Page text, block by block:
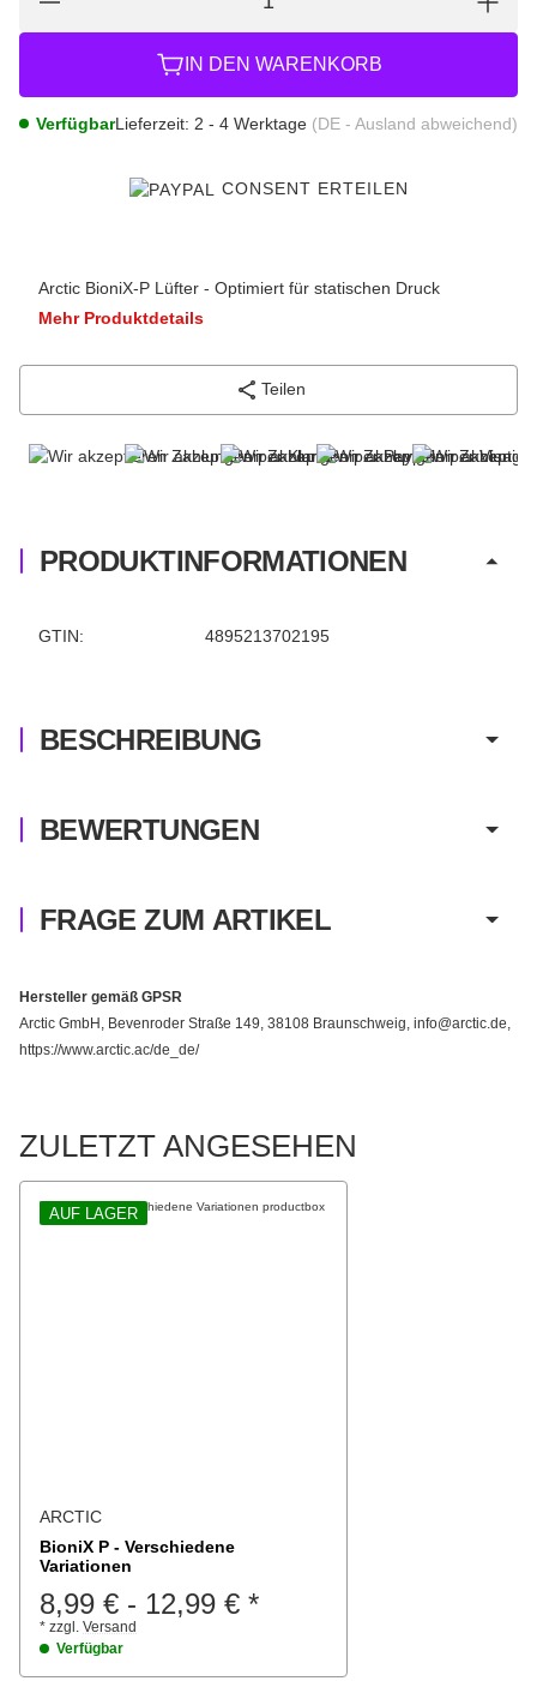
IN DEN WARENKORB
VerfügbarLieferzeit: 2 - 4 Werktage (DE - Ausland abweichend)
CONSENT ERTEILEN
Arctic BioniX-P Lüfter - Optimiert für statischen Druck
Mehr Produktdetails
Teilen
PRODUKTINFORMATIONEN
Produkteigenschaft
Wert
GTIN: 4895213702195
BESCHREIBUNG
BEWERTUNGEN
FRAGE ZUM ARTIKEL
Hersteller gemäß GPSR
Arctic GmbH, Bevenroder Straße 149, 38108 Braunschweig, info@arctic.de,
https://www.arctic.ac/de_de/
ZULETZT ANGESEHEN
AUF LAGER
ARCTIC
BioniX P - Verschiedene
Variationen
8,99 € - 12,99 € *
* zzgl. Versand
Verfügbar